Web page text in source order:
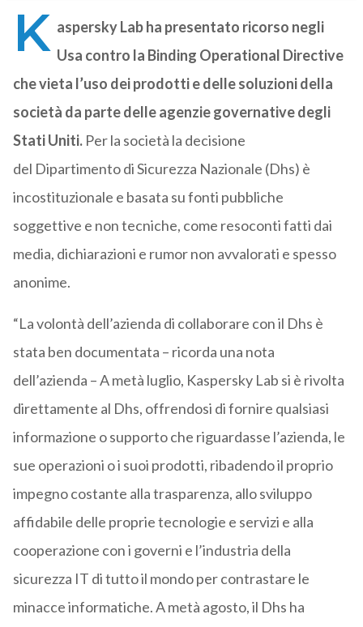
K aspersky Lab ha presentato ricorso negli
Usa contro la Binding Operational Directive
che vieta l’uso dei prodotti e delle soluzioni della
società da parte delle agenzie governative degli
Stati Uniti.Per la società la decisione
del Dipartimento di Sicurezza Nazionale (Dhs) è
incostituzionale e basata su fonti pubbliche
soggettive e non tecniche, come resoconti fatti dai
media, dichiarazioni e rumor non avvalorati e spesso
anonime.
“La volontà dell’azienda di collaborare con il Dhs è
stata ben documentata – ricorda una nota
dell’azienda – A metà luglio, Kaspersky Lab si è rivolta
direttamente al Dhs, offrendosi di fornire qualsiasi
informazione o supporto che riguardasse l’azienda, le
sue operazioni o i suoi prodotti, ribadendo il proprio
impegno costante alla trasparenza, allo sviluppo
affidabile delle proprie tecnologie e servizi e alla
cooperazione con i governi e l’industria della
sicurezza IT di tutto il mondo per contrastare le
minacce informatiche. A metà agosto, il Dhs ha